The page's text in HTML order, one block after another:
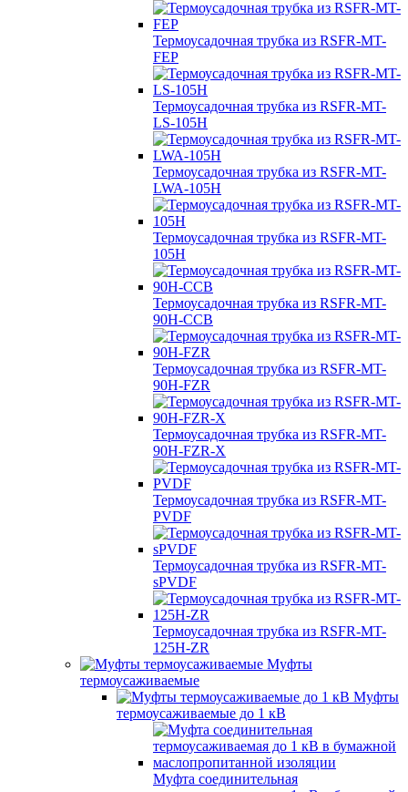
Термоусадочная трубка из RSFR-MT-
FEP
Термоусадочная трубка из RSFR-MT-
LS-105H
Термоусадочная трубка из RSFR-MT-
LWA-105H
Термоусадочная трубка из RSFR-MT-
105H
Термоусадочная трубка из RSFR-MT-
90H-CCB
Термоусадочная трубка из RSFR-MT-
90H-FZR
Термоусадочная трубка из RSFR-MT-
90H-FZR-X
Термоусадочная трубка из RSFR-MT-
PVDF
Термоусадочная трубка из RSFR-MT-
sPVDF
Термоусадочная трубка из RSFR-MT-
125H-ZR
Муфты
термоусаживаемые
Муфты
термоусаживаемые до 1 кВ
Муфта соединительная